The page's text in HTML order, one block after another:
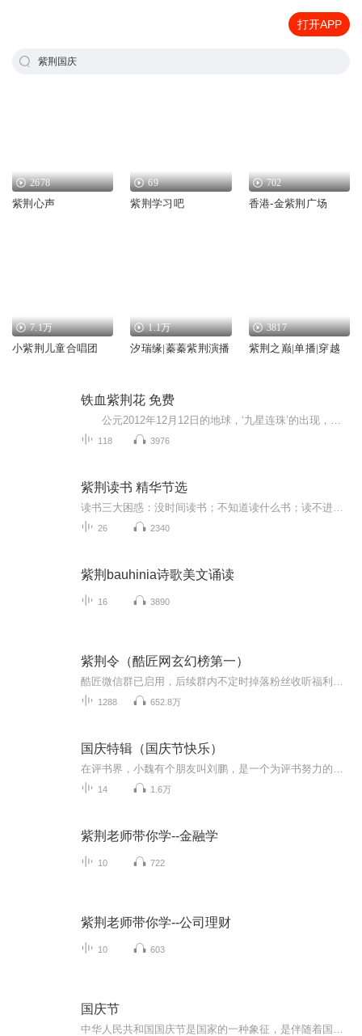
打开APP
紫荆国庆
2678
紫荆心声
69
紫荆学习吧
702
香港-金紫荆广场
7.1万
小紫荆儿童合唱团
1.1万
汐瑞缘|蓁蓁紫荆演播
3817
紫荆之巅|单播|穿越
铁血紫荆花 免费
118 3976
紫荆读书 精华节选
26 2340
紫荆bauhinia诗歌美文诵读
16 3890
紫荆令（酷匠网玄幻榜第一）
1288 652.8万
国庆特辑（国庆节快乐）
14 1.6万
紫荆老师带你学--金融学
10 722
紫荆老师带你学--公司理财
10 603
国庆节